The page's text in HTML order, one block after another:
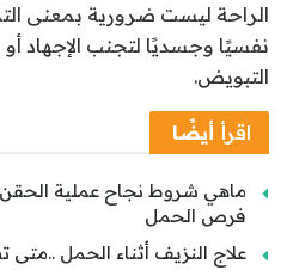
الراحة ليست ضرورية بمعنى
نفسيًا وجسديًا لتجنب الإجهاد أو
التبويض.
اقرأ أيضًا
ماهي شروط نجاح عملية
فرص الحمل
علاج النزيف أثناء الحمل